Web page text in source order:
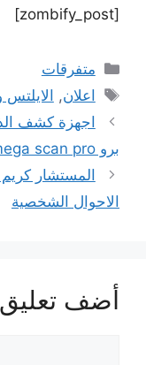
[zombify_post]
التصنيفات
متفرقات
الوسوم
اعلان, الايلتس
اجهزة كشف
برو mega scan pro
المستشار
الاحوال الشخصية
أضف تعليق